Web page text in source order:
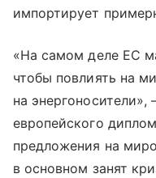
импортирует
«На самом деле ЕС
чтобы повлиять на
на
европейского
предложения на
в основном занят